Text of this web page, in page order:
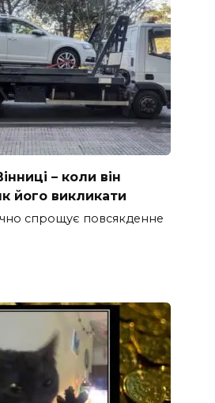
– коли він
його викликати
спрощує повсякденне